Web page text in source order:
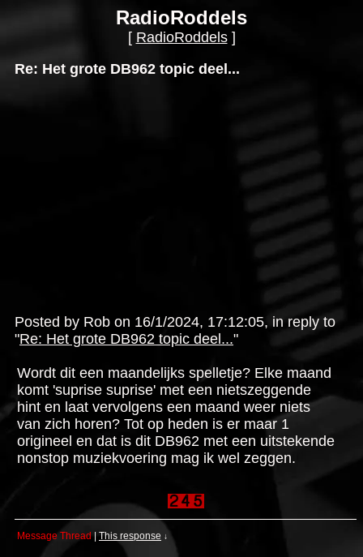
RadioRoddels
[ RadioRoddels]
Re: Het grote DB962 topic deel...
Posted by Rob on 16/1/2024, 17:12:05, in reply to
"Re: Het grote DB962 topic deel..."
Wordt dit een maandelijks spelletje? Elke maand
komt 'suprise suprise' met een nietszeggende
hint en laat vervolgens een maand weer niets
van zich horen? Tot op heden is er maar 1
origineel en dat is dit DB962 met een uitstekende
nonstop muziekvoering mag ik wel zeggen.
Message Thread| This response ↓